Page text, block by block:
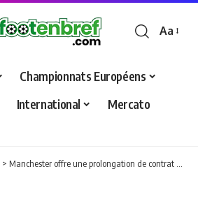
Font
Aa
Championnats Européens
International
Mercato
> Manchester offre une prolongation de contrat au néerlandais Timothy Fosu-Mensah